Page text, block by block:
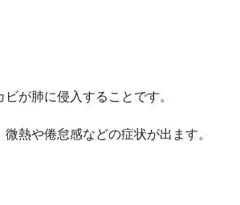
ビが肺に侵入することです。
熱や倦怠感などの症状が出ます。